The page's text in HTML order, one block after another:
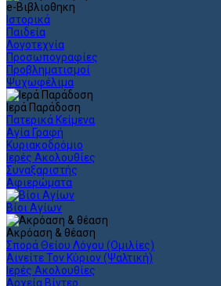
e-Βιβλιοθηκη
Ιστορικά
Παιδεία
Λογοτεχνία
Προσωπογραφίες
Προβληματισμοί
Ψυχωφέλιμα
Ιερά Παράδοση
Πατερικά Κείμενα
Αγία Γραφή
Κυριακοδρόμιο
Ιερές Ακολουθίες
Συναξαριστής
Αφιερώματα
Βίοι Αγίων
Ακρόαση & θέαση
Σπορά Θείου Λόγου (Ομιλίες)
Αινείτε Τον Κύριον (Ψαλτική)
Ιερές Ακολουθίες
Αρχεία Βίντεο